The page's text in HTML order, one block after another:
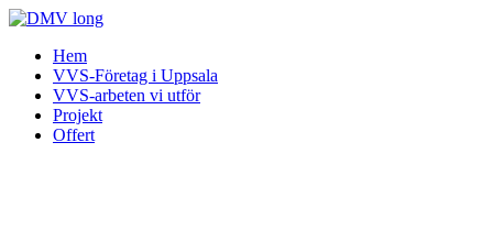
Skip
contentHem
VVS-Företag i Uppsala
VVS-arbeten vi utför
Projekt
Offert